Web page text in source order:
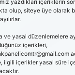
yazdıkları içeriklerin
olup, siteye üye olarak
ve yasal düzenlemelere
içerikleri,
ilgili içerikler yasal süre